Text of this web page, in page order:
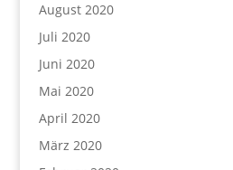
August 2020
Juli 2020
Juni 2020
Mai 2020
April 2020
März 2020